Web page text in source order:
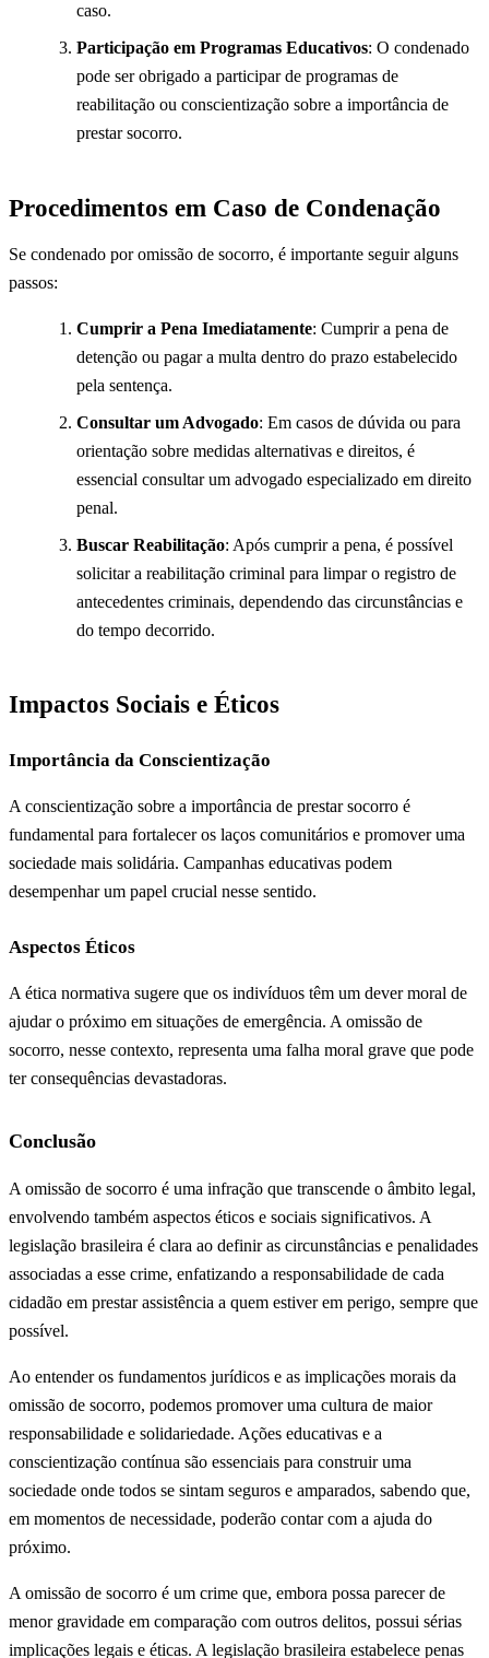
caso.
Participação em Programas Educativos: O condenado
pode ser obrigado a participar de programas de
reabilitação ou conscientização sobre a importância de
prestar socorro.
Procedimentos em Caso de Condenação
Se condenado por omissão de socorro, é importante seguir alguns
passos:
Cumprir a Pena Imediatamente: Cumprir a pena de
detenção ou pagar a multa dentro do prazo estabelecido
pela sentença.
Consultar um Advogado: Em casos de dúvida ou para
orientação sobre medidas alternativas e direitos, é
essencial consultar um advogado especializado em direito
penal.
Buscar Reabilitação: Após cumprir a pena, é possível
solicitar a reabilitação criminal para limpar o registro de
antecedentes criminais, dependendo das circunstâncias e
do tempo decorrido.
Impactos Sociais e Éticos
Importância da Conscientização
A conscientização sobre a importância de prestar socorro é
fundamental para fortalecer os laços comunitários e promover uma
sociedade mais solidária. Campanhas educativas podem
desempenhar um papel crucial nesse sentido.
Aspectos Éticos
A ética normativa sugere que os indivíduos têm um dever moral de
ajudar o próximo em situações de emergência. A omissão de
socorro, nesse contexto, representa uma falha moral grave que pode
ter consequências devastadoras.
Conclusão
A omissão de socorro é uma infração que transcende o âmbito legal,
envolvendo também aspectos éticos e sociais significativos. A
legislação brasileira é clara ao definir as circunstâncias e penalidades
associadas a esse crime, enfatizando a responsabilidade de cada
cidadão em prestar assistência a quem estiver em perigo, sempre que
possível.
Ao entender os fundamentos jurídicos e as implicações morais da
omissão de socorro, podemos promover uma cultura de maior
responsabilidade e solidariedade. Ações educativas e a
conscientização contínua são essenciais para construir uma
sociedade onde todos se sintam seguros e amparados, sabendo que,
em momentos de necessidade, poderão contar com a ajuda do
próximo.
A omissão de socorro é um crime que, embora possa parecer de
menor gravidade em comparação com outros delitos, possui sérias
implicações legais e éticas. A legislação brasileira estabelece penas